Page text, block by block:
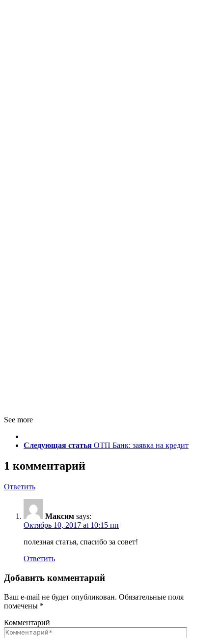
See more
Следующая статья ОТП Банк: заявка на кредит
1 комментарий
Ответить
Максим says:
Октябрь 10, 2017 at 10:15 пп
полезная статья, спасибо за совет!
Ответить
Добавить комментарий
Ваш e-mail не будет опубликован. Обязательные поля
помечены *
Комментарий